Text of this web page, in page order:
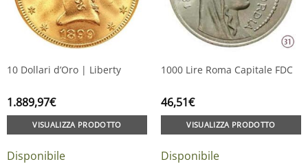
10 Dollari d’Oro | Liberty
1.889,97€
VISUALIZZA PRODOTTO
Disponibile
1000 Lire Roma Capitale FDC
46,51€
VISUALIZZA PRODOTTO
Disponibile